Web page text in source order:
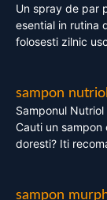
Un spray de par
esential in rutina
folosesti zilnic
sampon
Samponul
Cauti un
doresti? Iti
sampon